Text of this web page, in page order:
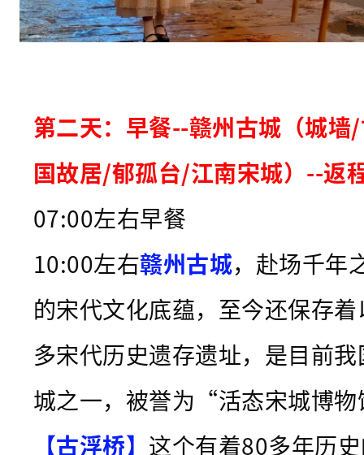
第二天：早餐--赣州古城（城
国故居/郁孤台/江南宋城）--返
07:00左右早餐
10:00左右赣州古城，赴场千年
的宋代文化底蕴，至今还保存
多宋代历史遗存遗址，是目前
城之一，被誉为“活态宋城博
【古浮桥】 这个有着80多年历